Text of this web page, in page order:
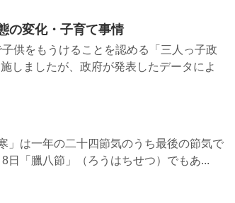
の変化・子育て事情
供をもうけることを認める「三人っ子政
しましたが、政府が発表したデータによ
」は一年の二十四節気のうち最後の節気で
日「臘八節」（ろうはちせつ）でもあ...